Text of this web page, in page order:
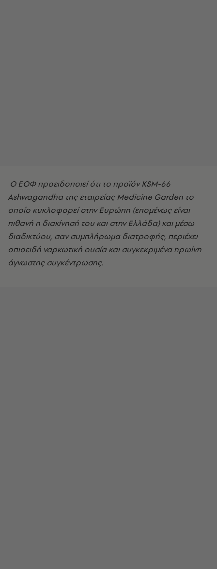
Ο ΕΟΦ προειδοποιεί ότι το προϊόν KSM-66
Ashwagandha της εταιρείας Medicine Garden το
οποίο κυκλοφορεί στην Ευρώπη (επομένως είναι
πιθανή η διακίνησή του και στην Ελλάδα) και μέσω
διαδικτύου, σαν συμπλήρωμα διατροφής, περιέχει
οπιοειδή ναρκωτική ουσία και συγκεκριμένα ηρωίνη
άγνωστης συγκέντρωσης.